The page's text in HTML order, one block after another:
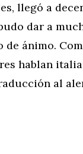
llegó a
dar a
de ánimo.
hablan
al